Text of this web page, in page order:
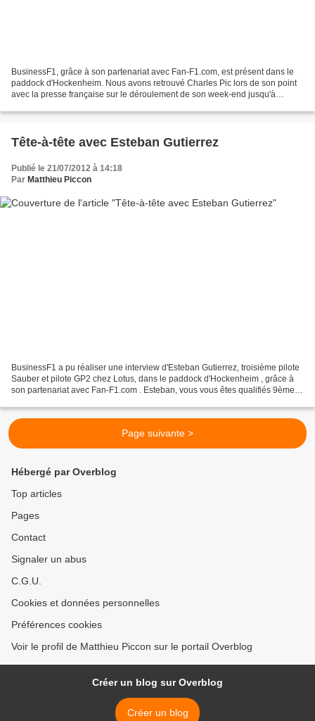
BusinessF1, grâce à son partenariat avec Fan-F1.com, est présent dans le
paddock d'Hockenheim. Nous avons retrouvé Charles Pic lors de son point
avec la presse française sur le déroulement de son week-end jusqu'à
Tête-à-tête avec Esteban Gutierrez
Publié le 21/07/2012 à 14:18
Par Matthieu Piccon
BusinessF1 a pu réaliser une interview d'Esteban Gutierrez, troisième pilote
Sauber et pilote GP2 chez Lotus, dans le paddock d'Hockenheim , grâce à
son partenariat avec Fan-F1.com . Esteban, vous vous êtes qualifiés 9ème
Page suivante >
Hébergé par Overblog
Top articles
Pages
Contact
Signaler un abus
C.G.U.
Cookies et données personnelles
Préférences cookies
Voir le profil de Matthieu Piccon sur le portail Overblog
Créer un blog sur Overblog
Créer un blog